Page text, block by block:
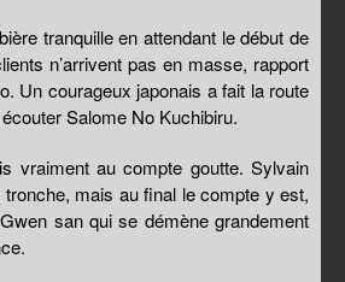
tranquille en attendant le début de
n’arrivent pas en masse, rapport
Un courageux japonais a fait la route
Salome No Kuchibiru.
vraiment au compte goutte. Sylvain
mais au final le compte y est,
san qui se démène grandement